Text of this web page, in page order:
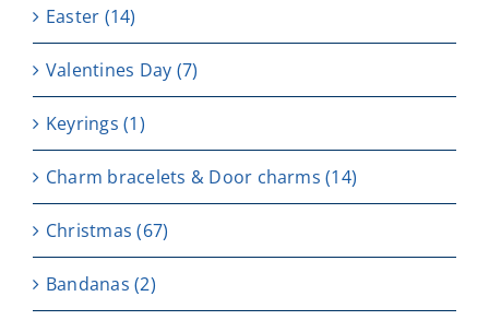
Easter (14)
Valentines Day (7)
Keyrings (1)
Charm bracelets & Door charms (14)
Christmas (67)
Bandanas (2)